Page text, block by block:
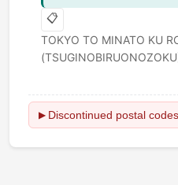
📋
TOKYO TO MINATO KU
▶ Discontinued postal